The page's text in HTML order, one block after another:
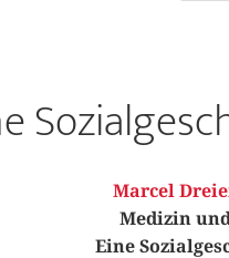
Marcel
Medizin
Eine